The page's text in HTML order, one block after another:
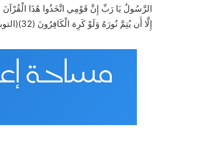
إِلَّا أَن يُتِمَّ نُورَهُ وَلَوْ كَرِهَ الْكَافِرُونَ (32)(التوبة:30).